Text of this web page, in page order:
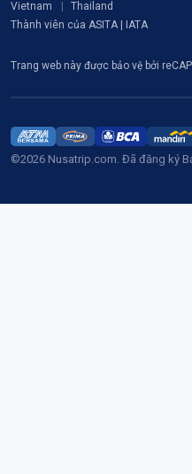
Vietnam
Thailand
Thành viên của ASITA | IATA
Trang web này được bảo vệ bởi
©2026 Nusatrip.com. Đã đăng ký